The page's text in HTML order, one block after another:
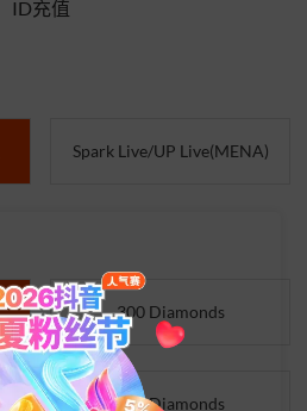
ID充值
Spark Live/UP Live(MENA)
300 Diamonds
650 Diamonds